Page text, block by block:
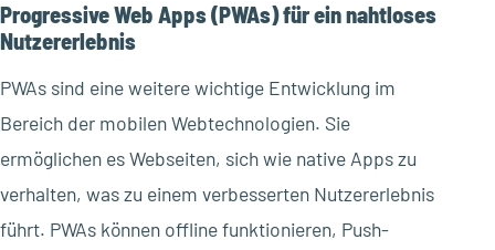
Progressive Web Apps (PWAs) für ein nahtloses
Nutzererlebnis
PWAs sind eine weitere wichtige Entwicklung im
Bereich der mobilen Webtechnologien. Sie
ermöglichen es Webseiten, sich wie native Apps zu
verhalten, was zu einem verbesserten Nutzererlebnis
führt. PWAs können offline funktionieren, Push-